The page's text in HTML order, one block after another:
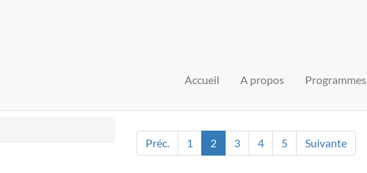
Accueil A propos Programmes
Préc.
1 2 3 4 5 Suivante